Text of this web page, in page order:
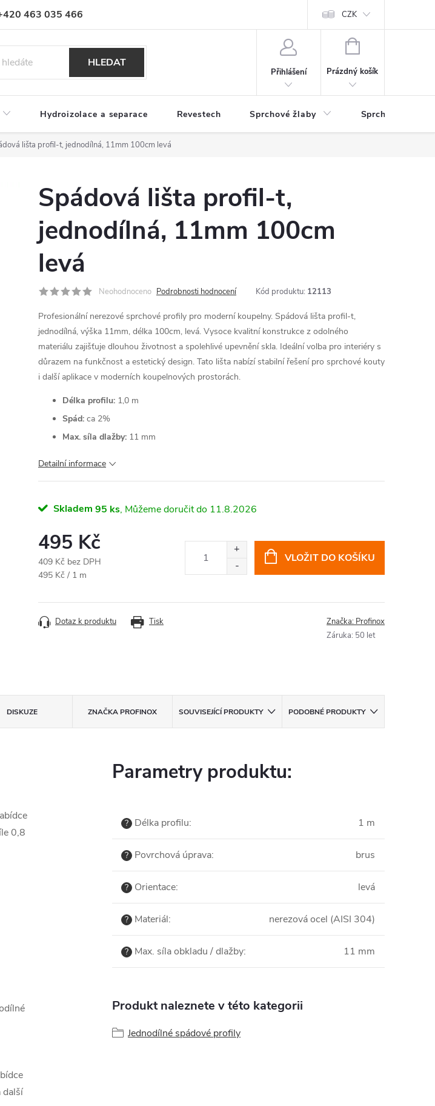
463 035 466 CZK
HLEDAT
Přihlášení
NÁKUPNÍ
Prázdný košík
Hydroizolace a separace Revestech Sprchové žlaby Sprchové
lišta profil-t, jednodílná, 11mm 100cm levá
Spádová lišta profil-t,
jednodílná, 11mm 100cm
levá
Neohodnoceno Podrobnosti hodnocení Kód produktu: 12113
Profesionální nerezové sprchové profily pro moderní koupelny. Spádová lišta profil-t,
jednodílná, výška 11mm, délka 100cm, levá. Vysoce kvalitní konstrukce z odolného
materiálu zajišťuje dlouhou životnost a spolehlivé upevnění skla. Ideální volba pro interiéry s
důrazem na funkčnost a estetický design. Tato lišta nabízí stabilní řešení pro sprchové kouty
i další aplikace v moderních koupelnových prostorách.
Délka profilu: 1,0 m
Spád: ca 2%
Max. síla dlažby: 11 mm
Detailní informace
Skladem 95 ks 11.8.2026
495 Kč
409 Kč bez DPH
Měrná
495 Kč / 1 m
VLOŽIT DO KOŠÍKU
Tisk
Dotaz k produktu Značka: Profinox
Záruka: 50 let
DISKUZE ZNAČKAPROFINOX SOUVISEJÍCÍ PRODUKTY PODOBNÉ PRODUKTY
0,8
další
Parametry produktu:
? Délka profilu: 1 m
? Povrchová úprava: brus
? Orientace: levá
? Materiál: nerezová ocel (AISI 304)
? Max. síla obkladu / dlažby: 11 mm
Produkt naleznete v této kategorii
Jednodílné spádové profily